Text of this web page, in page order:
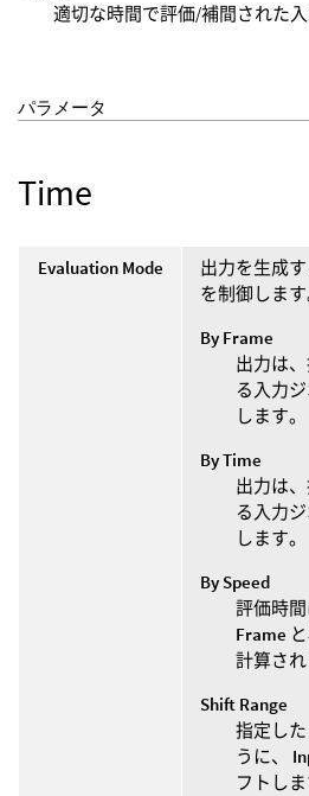
適切な時間で評価/補間された入
パラメータ
Time
Evaluation Mode
出力を生成
を制御します
By Frame
出力は
る入力
します。
By Time
出力は
る入力
します。
By Speed
評価時
Frame
計算され
Shift Range
指定し
うに、
フトしま